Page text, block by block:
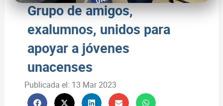
Grupo de amigos,
exalumnos, unidos para
apoyar a jóvenes
unacenses
Publicada el: 13 Mar 2023